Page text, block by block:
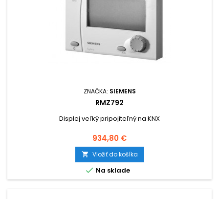
ZNAČKA: SIEMENS
RMZ792
Displej veľký pripojiteľný na KNX
Cena
934,80 €
 Vložiť do košíka
 Na sklade